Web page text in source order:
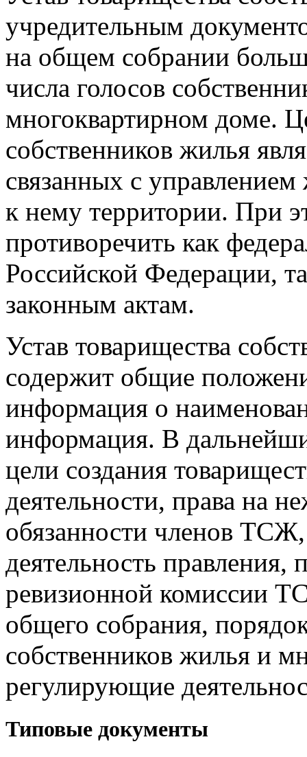
учредительным
на общем собрании
числа голосов
многоквартирном доме.
собственников жилья
связанных с
к нему территории. При
противоречить как
Российской Федерации,
законным актам.
Устав товарищества
содержит общие
информация о
информация. В
цели создания
деятельности, права на
обязанности членов
деятельность правления,
ревизионной комиссии
общего собрания,
собственников жилья и
регулирующие
Типовые документы